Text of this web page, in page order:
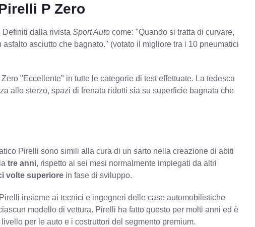
P Zero
Definiti dalla rivistaSport Auto come: "Quando si tratta di curvare,
asciutto che bagnato." (votato il migliore tra i 10 pneumatici
"Eccellente" in tutte le categorie di test effettuate. La tedesca
allo sterzo, spazi di frenata ridotti sia su superficie bagnata che
Pirelli sono simili alla cura di un sarto nella creazione di abiti
tre anni, rispetto ai sei mesi normalmente impiegati da altri
volte superiore in fase di sviluppo.
insieme ai tecnici e ingegneri delle case automobilistiche
modello di vettura. Pirelli ha fatto questo per molti anni ed è
per le auto e i costruttori del segmento premium.